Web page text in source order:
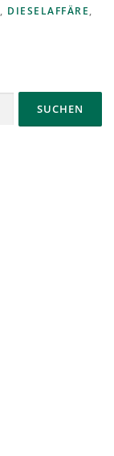
, DIESELAFFÄRE,